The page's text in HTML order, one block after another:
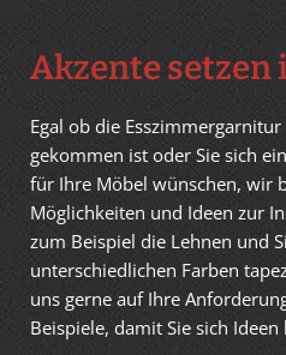
Akzente setzen
Egal ob die
gekommen ist oder Sie sich
für Ihre Möbel wünschen, wir
Möglichkeiten und Ideen zur
zum Beispiel die Lehnen und
unterschiedlichen Farben
uns gerne auf Ihre
Beispiele, damit Sie sich